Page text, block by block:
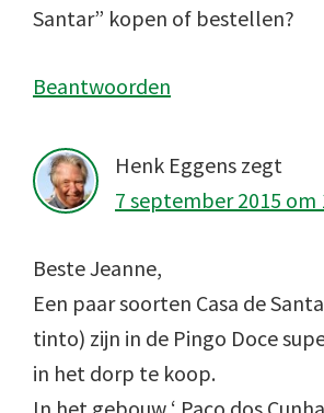
Santar” kopen of bestellen?
Beantwoorden
Henk Eggens zegt
7 september 2015 om
Beste Jeanne,
Een paar soorten Casa de
tinto) zijn in de Pingo Doce
in het dorp te koop.